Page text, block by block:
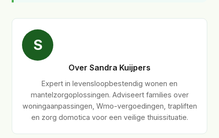
S
Over Sandra Kuijpers
Expert in levensloopbestendig wonen en
mantelzorgoplossingen. Adviseert families over
woningaanpassingen, Wmo-vergoedingen, trapliften
en zorg domotica voor een veilige thuissituatie.